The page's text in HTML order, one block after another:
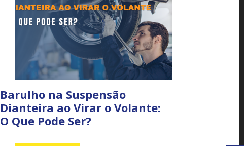
Barulho na Suspensão
Dianteira ao Virar o Volante:
O Que Pode Ser?